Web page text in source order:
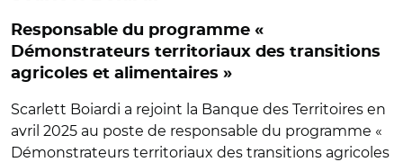
Responsable du programme «
Démonstrateurs territoriaux des transitions
agricoles et alimentaires »
Scarlett Boiardi a rejoint la Banque des Territoires en
avril 2025 au poste de responsable du programme «
Démonstrateurs territoriaux des transitions agricoles